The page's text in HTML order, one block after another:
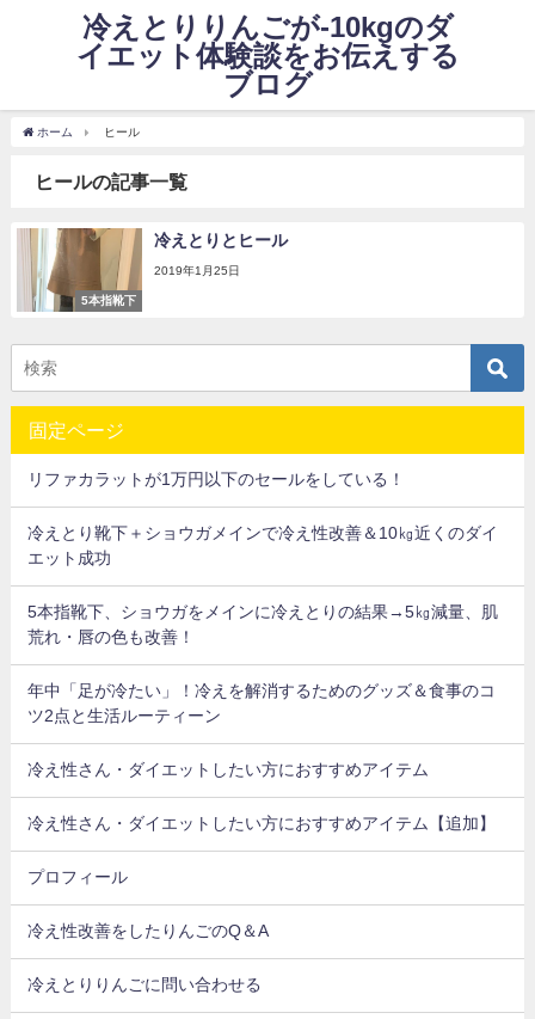
冷えとりりんごが-10kgのダ
イエット体験談をお伝えする
ブログ
ホーム ヒール
ヒールの記事一覧
5本指靴下
冷えとりとヒール
2019年1月25日
固定ページ
リファカラットが1万円以下のセールをしている！
冷えとり靴下＋ショウガメインで冷え性改善＆10㎏近くのダイ
エット成功
5本指靴下、ショウガをメインに冷えとりの結果→5㎏減量、肌
荒れ・唇の色も改善！
年中「足が冷たい」！冷えを解消するためのグッズ＆食事のコ
ツ2点と生活ルーティーン
冷え性さん・ダイエットしたい方におすすめアイテム
冷え性さん・ダイエットしたい方におすすめアイテム【追加】
プロフィール
冷え性改善をしたりんごのQ＆A
冷えとりりんごに問い合わせる